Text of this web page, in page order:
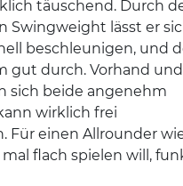
täuschend. Durch
Swingweight lässt er
beschleunigen, und
gut durch. Vorhand und
sich beide angenehm
wirklich frei
Für einen Allrounder
mal flach spielen will,